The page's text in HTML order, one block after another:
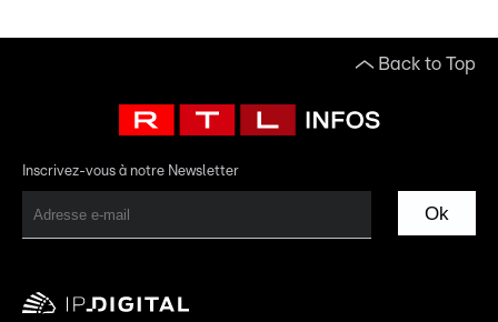
Back to Top
Inscrivez-vous à notre Newsletter
Ok